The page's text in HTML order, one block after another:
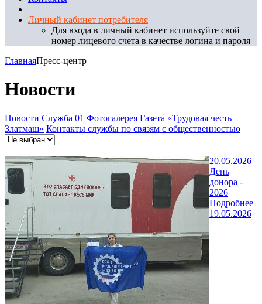
Личный кабинет потребителя
Для входа в личный кабинет используйте свой
номер лицевого счета в качестве логина и пароля
ГлавнаяПресс-центр
Новости
Новости Служба 01 Фотогалерея Газета «Трудовая честь
Златмаш» Контакты службы по связям с общественностью
20.05.2026
День
донора -
2026
Подробнее
19.05.2026